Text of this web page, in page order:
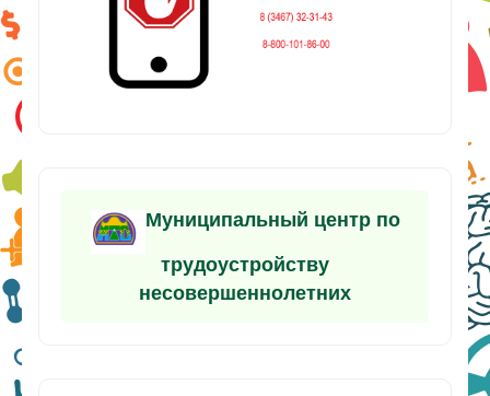
Муниципальный центр по
трудоустройству
несовершеннолетних